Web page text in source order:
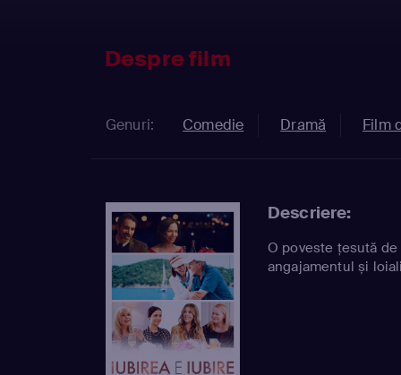
Despre film
Genuri: Comedie Dramă Film
Descriere:
O poveste țesută
angajamentul și